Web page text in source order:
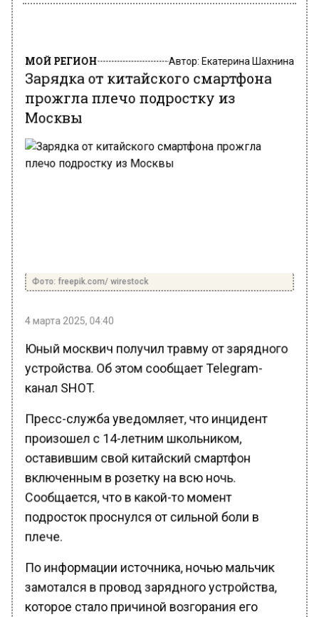
Зарядка от китайского смартфона
прожгла плечо подростку из
Москвы
Фото: freepik.com/ wirestock
4 марта 2025, 04:40
Юный москвич получил травму от зарядного
устройства. Об этом сообщает Telegram-
канал SHOT.
Пресс-служба уведомляет, что инцидент
произошел с 14-летним школьником,
оставившим свой китайский смартфон
включенным в розетку на всю ночь.
Сообщается, что в какой-то момент
подросток проснулся от сильной боли в
плече.
По информации источника, ночью мальчик
замотался в провод зарядного устройства,
которое стало причиной возгорания его